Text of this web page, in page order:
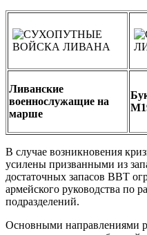
Ливанские
военнослужащие на
марше
В случае возникновения
усилены призванными из
достаточных запасов ВВТ
армейского руководства по
подразделений.
Основными направлениями